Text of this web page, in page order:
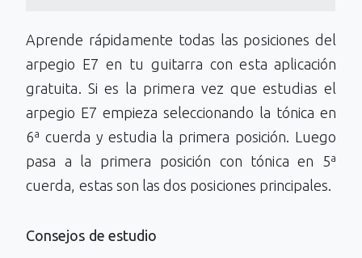
Aprende rápidamente todas las posiciones del
arpegio E7 en tu guitarra con esta aplicación
gratuita. Si es la primera vez que estudias el
arpegio E7 empieza seleccionando la tónica en
6ª cuerda y estudia la primera posición. Luego
pasa a la primera posición con tónica en 5ª
cuerda, estas son las dos posiciones principales.
Consejos de estudio